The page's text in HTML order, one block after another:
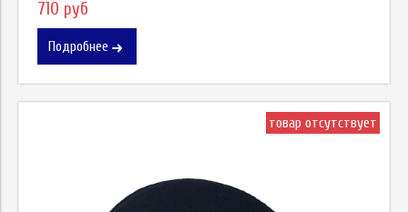
710 руб
Подробнее
товар отсутствует